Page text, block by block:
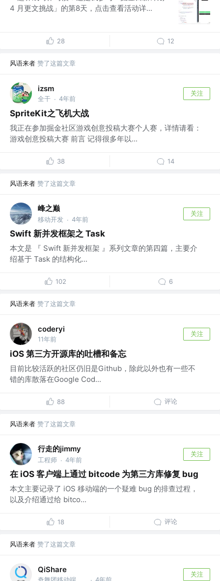
4 月更文挑战」的第8天，点击查看活动详...
28 12
风语来者 赞了这篇文章
izsm
全干 · 4年前
关注
SpriteKit之飞机大战
我正在参加掘金社区游戏创意投稿大赛个人赛，详情请看：
游戏创意投稿大赛 前言 记得很多年以...
38 14
风语来者 赞了这篇文章
峰之巅
移动开发 · 4年前
关注
Swift 新并发框架之 Task
本文是 『 Swift 新并发框架 』系列文章的第四篇，主要介
绍基于 Task 的结构化...
102 6
风语来者 赞了这篇文章
coderyi
11年前
关注
iOS 第三方开源库的吐槽和备忘
目前比较活跃的社区仍旧是Github，除此以外也有一些不
错的库散落在Google Cod...
88 评论
风语来者 赞了这篇文章
行走的jimmy
工程师 · 4年前
关注
在 iOS 客户端上通过 bitcode 为第三方库修复 bug
本文主要记录了 iOS 移动端的一个疑难 bug 的排查过程，
以及介绍通过给 bitco...
18 评论
风语来者 赞了这篇文章
QiShare
关注